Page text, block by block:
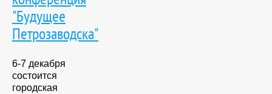
"Будущее
Петрозаводска"
6-7 декабря
состоится
городская